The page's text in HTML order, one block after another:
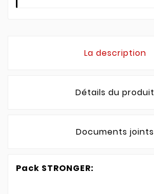
La description
Détails du produit
Documents joints
Pack STRONGER: